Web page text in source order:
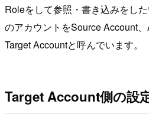
Roleをして参照・書き込みをし
のアカウントをSource Account
Target Accountと呼んでいます。
Target Account側の設